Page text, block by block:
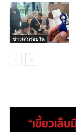
ข่าวเด่นรอบวัน